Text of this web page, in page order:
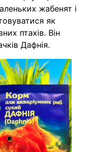
жабенят і
як
птахів. Він
Дафнія.